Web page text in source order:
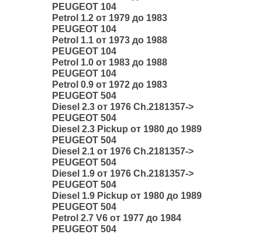
PEUGEOT 104
Petrol 1.2 от 1979 до 1983
PEUGEOT 104
Petrol 1.1 от 1973 до 1988
PEUGEOT 104
Petrol 1.0 от 1983 до 1988
PEUGEOT 104
Petrol 0.9 от 1972 до 1983
PEUGEOT 504
Diesel 2.3 от 1976 Ch.2181357->
PEUGEOT 504
Diesel 2.3 Pickup от 1980 до 1989
PEUGEOT 504
Diesel 2.1 от 1976 Ch.2181357->
PEUGEOT 504
Diesel 1.9 от 1976 Ch.2181357->
PEUGEOT 504
Diesel 1.9 Pickup от 1980 до 1989
PEUGEOT 504
Petrol 2.7 V6 от 1977 до 1984
PEUGEOT 504